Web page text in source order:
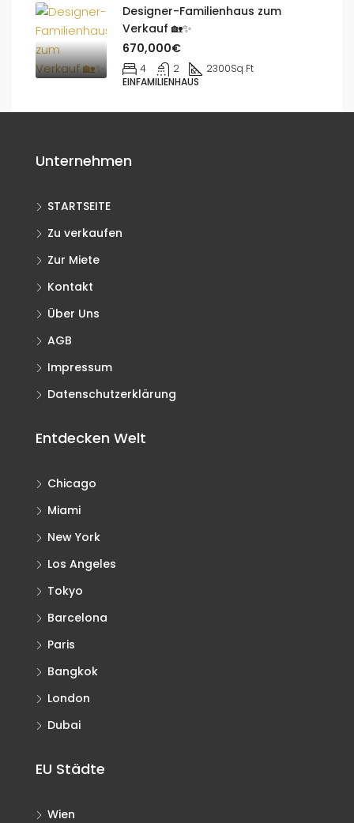
Designer-Familienhaus zum
Verkauf 🏡✨
670,000€
4 2 2300Sq Ft
EINFAMILIENHAUS
Unternehmen
STARTSEITE
Zu verkaufen
Zur Miete
Kontakt
Über Uns
AGB
Impressum
Datenschutzerklärung
Entdecken Welt
Chicago
Miami
New York
Los Angeles
Tokyo
Barcelona
Paris
Bangkok
London
Dubai
EU Städte
Wien